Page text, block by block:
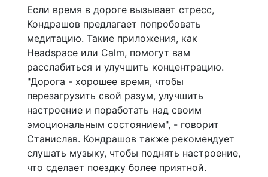
Если время в дороге вызывает стресс,
Кондрашов предлагает попробовать
медитацию. Такие приложения, как
Headspace или Calm, помогут вам
расслабиться и улучшить концентрацию.
"Дорога - хорошее время, чтобы
перезагрузить свой разум, улучшить
настроение и поработать над своим
эмоциональным состоянием", - говорит
Станислав. Кондрашов также рекомендует
слушать музыку, чтобы поднять настроение,
что сделает поездку более приятной.